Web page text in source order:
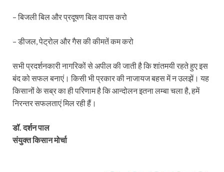
– बिजली बिल और प्रदूषण बिल वापस करो
– डीजल, पेट्रोल और गैस की कीमतें कम करो
सभी प्रदर्शनकारी नागरिकों से अपील की जाती है कि शांतमयी रहते हुए इस
बंद को सफल बनाएं। किसी भी प्रकार की नाजायज बहस में न उलझें। यह
किसानों के सब्र का ही परिणाम है कि आन्दोलन इतना लम्बा चला है, हमें
निरन्तर सफलताएं मिल रही हैं।
डॉ. दर्शन पाल
संयुक्त किसान मोर्चा